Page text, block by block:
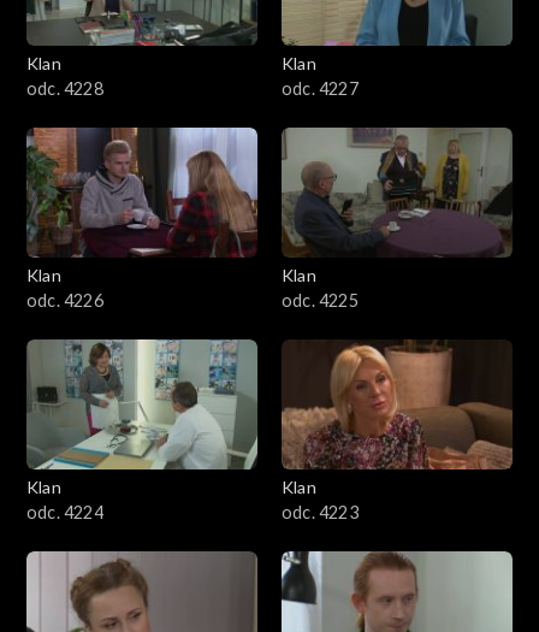
Klan
odc. 4228
Klan
odc. 4227
Klan
odc. 4226
Klan
odc. 4225
Klan
odc. 4224
Klan
odc. 4223